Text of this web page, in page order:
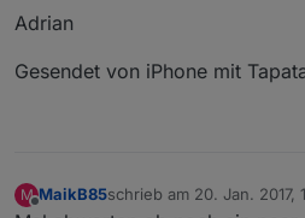
Adrian
Gesendet von iPhone mit
M
Offline
MaikB85schrieb am 20. Jan. 2017,
zuletzt editiert von